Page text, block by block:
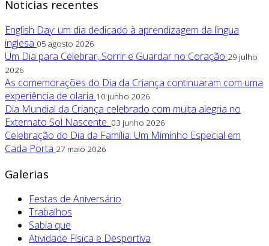
Noticias recentes
English Day: um dia dedicado à aprendizagem da língua
inglesa 05 agosto 2026
Um Dia para Celebrar, Sorrir e Guardar no Coração 29 julho
2026
As comemorações do Dia da Criança continuaram com uma
experiência de olaria 10 junho 2026
Dia Mundial da Criança celebrado com muita alegria no
Externato Sol Nascente. 03 junho 2026
Celebração do Dia da Família: Um Miminho Especial em
Cada Porta 27 maio 2026
Galerias
Festas de Aniversário
Trabalhos
Sabia que
Atividade Física e Desportiva